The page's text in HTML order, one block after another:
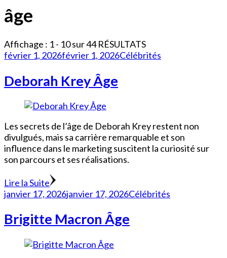
âge
Affichage : 1 - 10 sur 44 RÉSULTATS
février 1, 2026février 1, 2026Célébrités
Deborah Krey Âge
Les secrets de l’âge de Deborah Krey restent non
divulgués, mais sa carrière remarquable et son
influence dans le marketing suscitent la curiosité sur
son parcours et ses réalisations.
Lire la Suite
janvier 17, 2026janvier 17, 2026Célébrités
Brigitte Macron Âge